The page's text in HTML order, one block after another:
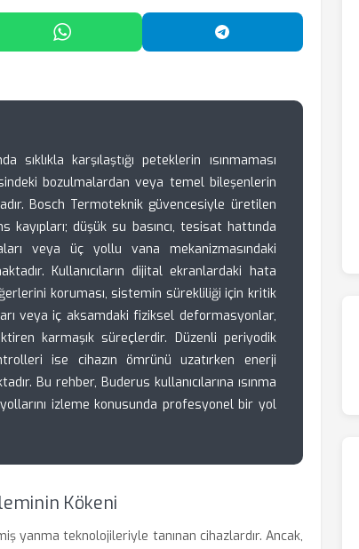
WhatsApp'ta Paylaş Telegram'da Paylaş
sıklıkla karşılaştığı peteklerin ısınmaması
bozulmalardan veya temel bileşenlerin
Bosch Termoteknik güvencesiyle üretilen
düşük su basıncı, tesisat hattında
veya üç yollu vana mekanizmasındaki
Kullanıcıların dijital ekranlardaki hata
koruması, sistemin sürekliliği için kritik
veya iç aksamdaki fiziksel deformasyonlar,
karmaşık süreçlerdir. Düzenli periyodik
ise cihazın ömrünü uzatırken enerji
Bu rehber, Buderus kullanıcılarına ısınma
izleme konusunda profesyonel bir yol
Kökeni
yanma teknolojileriyle tanınan cihazlardır. Ancak,